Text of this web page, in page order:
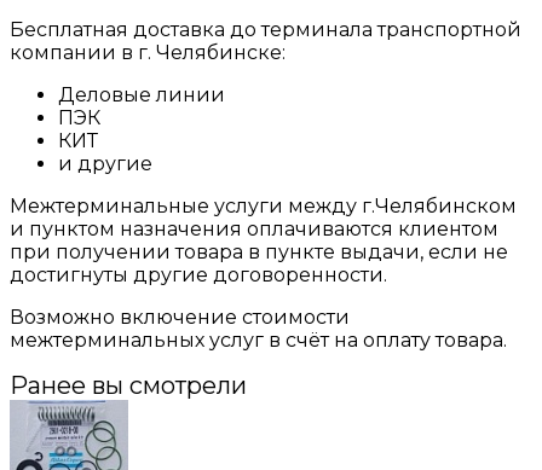
Бесплатная доставка до терминала транспортной
компании в г. Челябинске:
Деловые линии
ПЭК
КИТ
и другие
Межтерминальные услуги между г.Челябинском
и пунктом назначения оплачиваются клиентом
при получении товара в пункте выдачи, если не
достигнуты другие договоренности.
Возможно включение стоимости
межтерминальных услуг в счёт на оплату товара.
Ранее вы смотрели